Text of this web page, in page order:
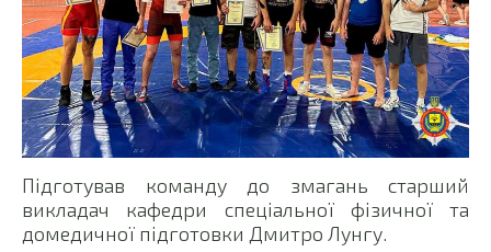
Підготував команду до змагань старший
викладач кафедри спеціальної фізичної та
домедичної підготовки Дмитро Лунгу.